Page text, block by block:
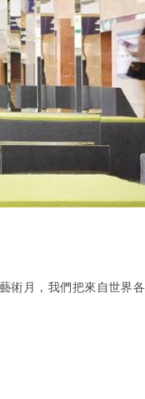
術月，我們把來自世界各